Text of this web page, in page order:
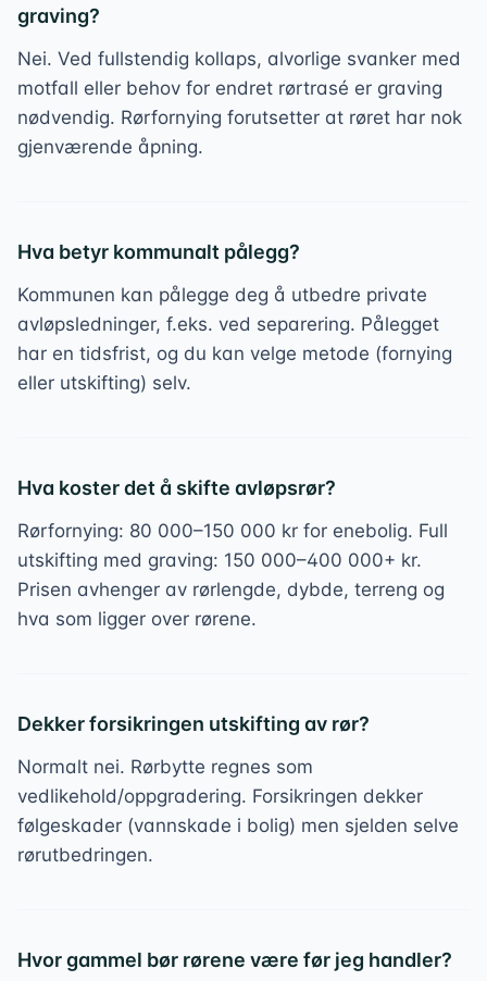
graving?
Nei. Ved fullstendig kollaps, alvorlige svanker med
motfall eller behov for endret rørtrasé er graving
nødvendig. Rørfornying forutsetter at røret har nok
gjenværende åpning.
Hva betyr kommunalt pålegg?
Kommunen kan pålegge deg å utbedre private
avløpsledninger, f.eks. ved separering. Pålegget
har en tidsfrist, og du kan velge metode (fornying
eller utskifting) selv.
Hva koster det å skifte avløpsrør?
Rørfornying: 80 000–150 000 kr for enebolig. Full
utskifting med graving: 150 000–400 000+ kr.
Prisen avhenger av rørlengde, dybde, terreng og
hva som ligger over rørene.
Dekker forsikringen utskifting av rør?
Normalt nei. Rørbytte regnes som
vedlikehold/oppgradering. Forsikringen dekker
følgeskader (vannskade i bolig) men sjelden selve
rørutbedringen.
Hvor gammel bør rørene være før jeg handler?